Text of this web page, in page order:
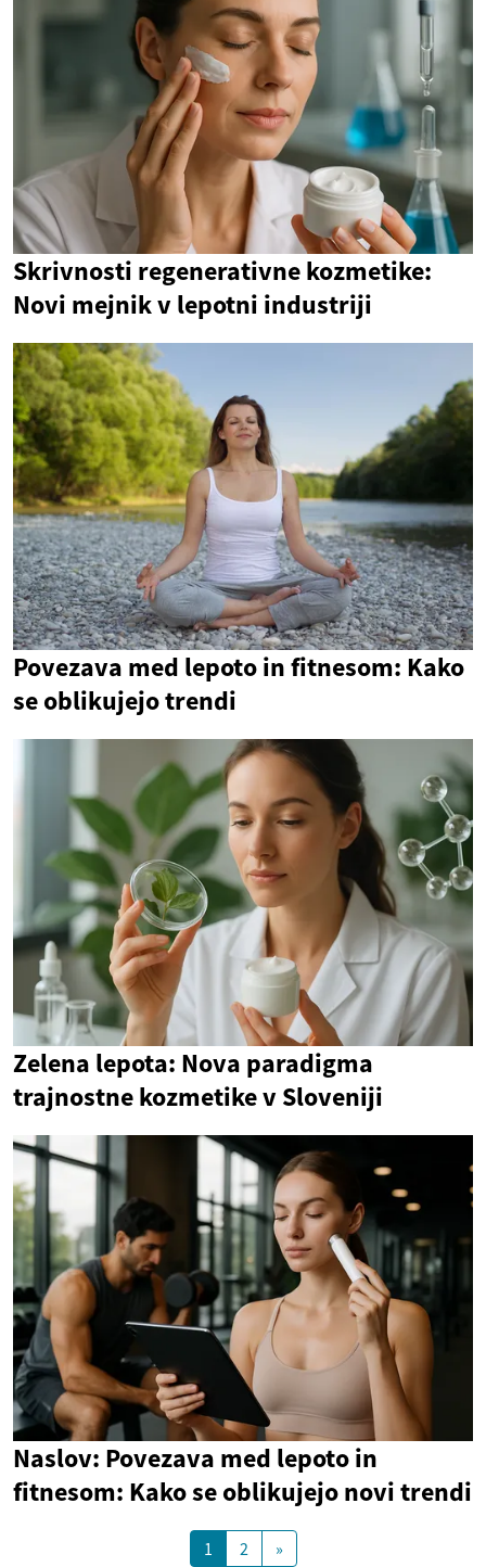
Skrivnosti regenerativne kozmetike:
Novi mejnik v lepotni industriji
Povezava med lepoto in fitnesom: Kako
se oblikujejo trendi
Zelena lepota: Nova paradigma
trajnostne kozmetike v Sloveniji
Naslov: Povezava med lepoto in
fitnesom: Kako se oblikujejo novi trendi
1 2 »